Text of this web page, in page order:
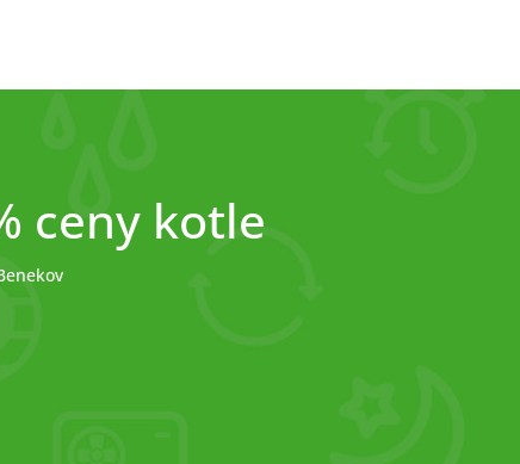
ceny kotle